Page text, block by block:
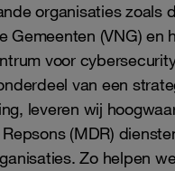
organisaties zoals
Gemeenten (VNG) en
voor
van een
leveren wij
(MDR)
Zo helpen